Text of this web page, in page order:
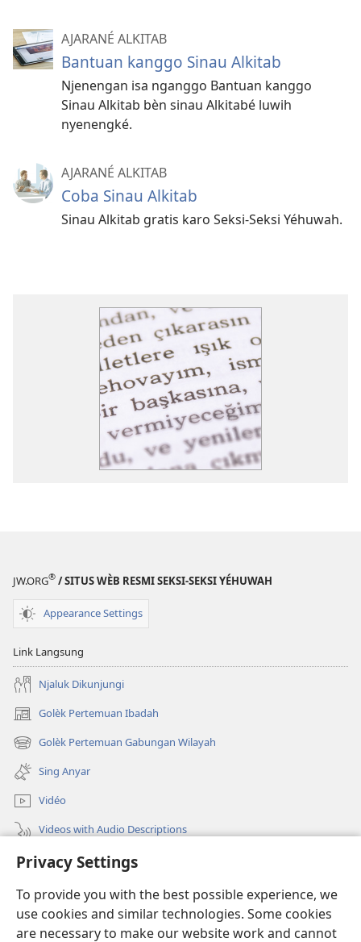
Privacy Settings
To provide you with the best possible experience, we
use cookies and similar technologies. Some cookies
are necessary to make our website work and cannot
AJARANÉ ALKITAB
Bantuan kanggo Sinau Alkitab
Njenengan isa nganggo Bantuan kanggo
Sinau Alkitab bèn sinau Alkitabé luwih
nyenengké.
AJARANÉ ALKITAB
Coba Sinau Alkitab
Sinau Alkitab gratis karo Seksi-Seksi Yéhuwah.
JW.ORG® / SITUS WÈB RESMI SEKSI-SEKSI YÉHUWAH
Appearance Settings
Link Langsung
Njaluk Dikunjungi
Golèk Pertemuan Ibadah
(opens
new
window)
Golèk Pertemuan Gabungan Wilayah
(opens
new
window)
Sing Anyar
Vidéo
Videos with Audio Descriptions
Golèk JW.ORG
Sumbangan
(opens
new
window)